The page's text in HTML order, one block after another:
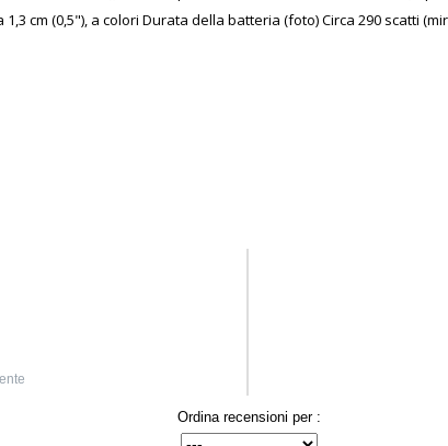
cm (0,5"), a colori Durata della batteria (foto) Circa 290 scatti
Ordina recensioni per :